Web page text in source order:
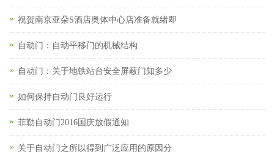
祝贺南京亚朵S酒店奥体中心店准备就绪即
自动门：自动平移门的机械结构
自动门：关于地铁站台安全屏蔽门知多少
如何保持自动门良好运行
菲勒自动门2016国庆放假通知
关于自动门之所以得到广泛应用的原因分